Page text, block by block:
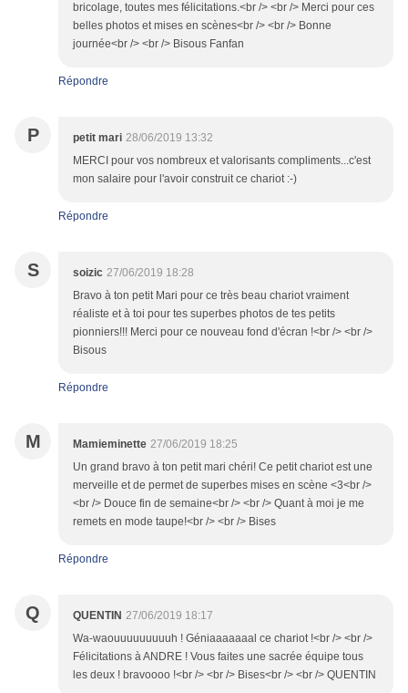
bricolage, toutes mes félicitations.<br /> <br /> Merci pour ces
belles photos et mises en scènes<br /> <br /> Bonne
journée<br /> <br /> Bisous Fanfan
Répondre
P petit mari 28/06/2019 13:32
MERCI pour vos nombreux et valorisants compliments...c'est
mon salaire pour l'avoir construit ce chariot :-)
Répondre
S soizic 27/06/2019 18:28
Bravo à ton petit Mari pour ce très beau chariot vraiment
réaliste et à toi pour tes superbes photos de tes petits
pionniers!!! Merci pour ce nouveau fond d'écran !<br /> <br />
Bisous
Répondre
M Mamieminette 27/06/2019 18:25
Un grand bravo à ton petit mari chéri! Ce petit chariot est une
merveille et de permet de superbes mises en scène <3<br />
<br /> Douce fin de semaine<br /> <br /> Quant à moi je me
remets en mode taupe!<br /> <br /> Bises
Répondre
Q QUENTIN 27/06/2019 18:17
Wa-waouuuuuuuuuh ! Géniaaaaaaal ce chariot !<br /> <br />
Félicitations à ANDRE ! Vous faites une sacrée équipe tous
les deux ! bravoooo !<br /> <br /> Bises<br /> <br /> QUENTIN